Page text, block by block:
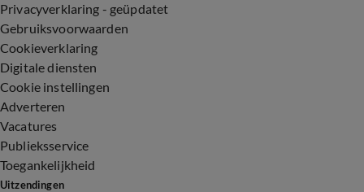
Privacyverklaring - geüpdatet
Gebruiksvoorwaarden
Cookieverklaring
Digitale diensten
Cookie instellingen
Adverteren
Vacatures
Publieksservice
Toegankelijkheid
Uitzendingen